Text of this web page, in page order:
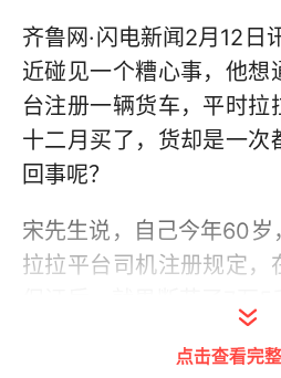
齐鲁网·闪电新闻2月12日
近碰见一个糟心事，他想
台注册一辆货车，平时拉
十二月买了，货却是一次
回事呢？
宋先生说，自己今年60岁
拉拉平台司机注册规定，
作商，济宁鑫誉达供应链
这辆小面包车。可到了向
点击查看完